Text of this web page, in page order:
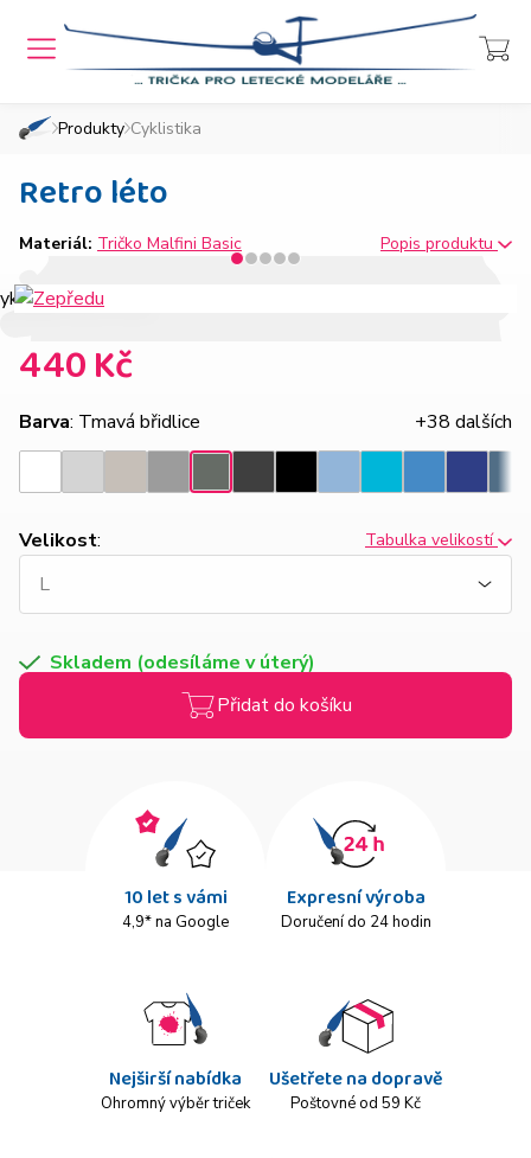
Domů Chcete také takový e-shop?
Přihlášení
»
Produkty »
Cyklistika
Retro léto
Materiál: Tričko Malfini Basic Popis produktu
440 Kč
Barva: Tmavá břidlice
+38 dalších
šedýšedášedýbřidlicegray
modrá
modrámodrá
Velikost: Tabulka velikostí
Skladem (odesíláme v úterý)
Přidat do košíku
10 let s vámi
4,9* na Google
Expresní výroba
Doručení do 24 hodin
Nejširší nabídka
Ohromný výběr triček
Ušetřete na dopravě
Poštovné od 59 Kč